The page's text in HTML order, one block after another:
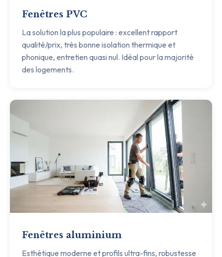
Fenêtres PVC
La solution la plus populaire : excellent rapport
qualité/prix, très bonne isolation thermique et
phonique, entretien quasi nul. Idéal pour la majorité
des logements.
Fenêtres aluminium
Esthétique moderne et profils ultra-fins, robustesse